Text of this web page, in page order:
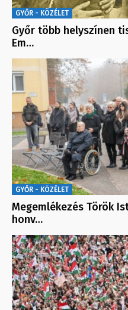
GYŐR - KÖZÉLET
Győr több helyszínen
Em…
GYŐR - KÖZÉLET
Megemlékezés Török
honv…